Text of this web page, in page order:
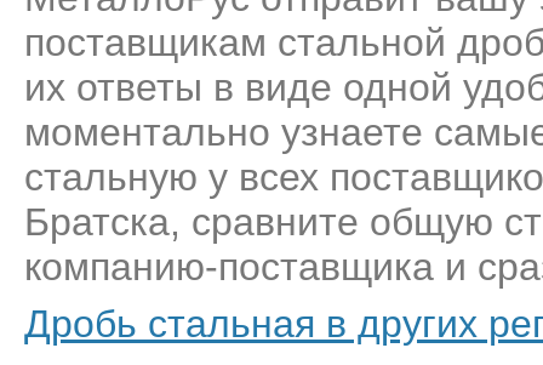
поставщикам стальной
их ответы в виде одной
моментально узнаете
стальную у всех
Братска, сравните общую
компанию-поставщика и
Дробь стальная в других